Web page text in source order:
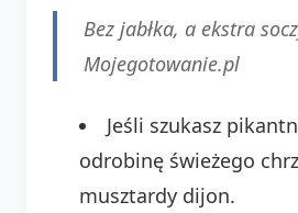
Bez jabłka, a ekstra
Mojegotowanie.pl
Jeśli szukasz
odrobinę świeżego
musztardy dijon.